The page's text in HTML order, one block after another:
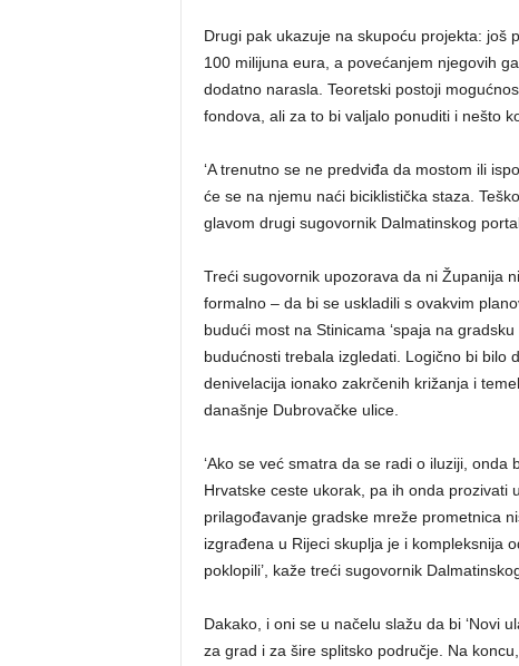
Drugi pak ukazuje na skupoću projekta: još
100 milijuna eura, a povećanjem njegovih
dodatno narasla. Teoretski postoji
fondova, ali za to bi valjalo ponuditi i nešto
‘A trenutno se ne predviđa da mostom ili
će se na njemu naći biciklistička staza.
glavom drugi sugovornik Dalmatinskog
Treći sugovornik upozorava da ni Županija
formalno – da bi se uskladili s ovakvim
budući most na Stinicama ‘spaja na
budućnosti trebala izgledati. Logično bi bilo
denivelacija ionako zakrčenih križanja i
današnje Dubrovačke ulice.
‘Ako se već smatra da se radi o iluziji,
Hrvatske ceste ukorak, pa ih onda prozivati
prilagođavanje gradske mreže prometnica
izgrađena u Rijeci skuplja je i kompleksnija
poklopili’, kaže treći sugovornik
Dakako, i oni se u načelu slažu da bi ‘Novi
za grad i za šire splitsko područje. Na